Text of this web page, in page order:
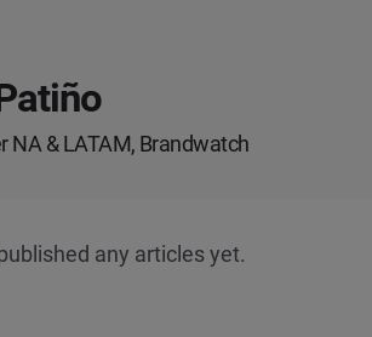
NA & LATAM, Brandwatch
any articles yet.